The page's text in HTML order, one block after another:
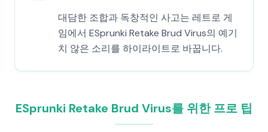
대담한 조합과 독창적인 사고는 레트로 게
임에서 ESprunki Retake Brud Virus의 예기
치 않은 소리를 하이라이트로 바꿉니다.
ESprunki Retake Brud Virus를 위한 프로 팁